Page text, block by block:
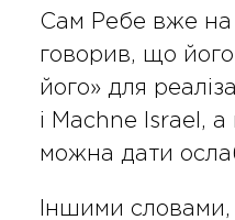
Сам Ребе вже на
говорив, що
його» для
і Machne Israel, а
можна дати
Іншими